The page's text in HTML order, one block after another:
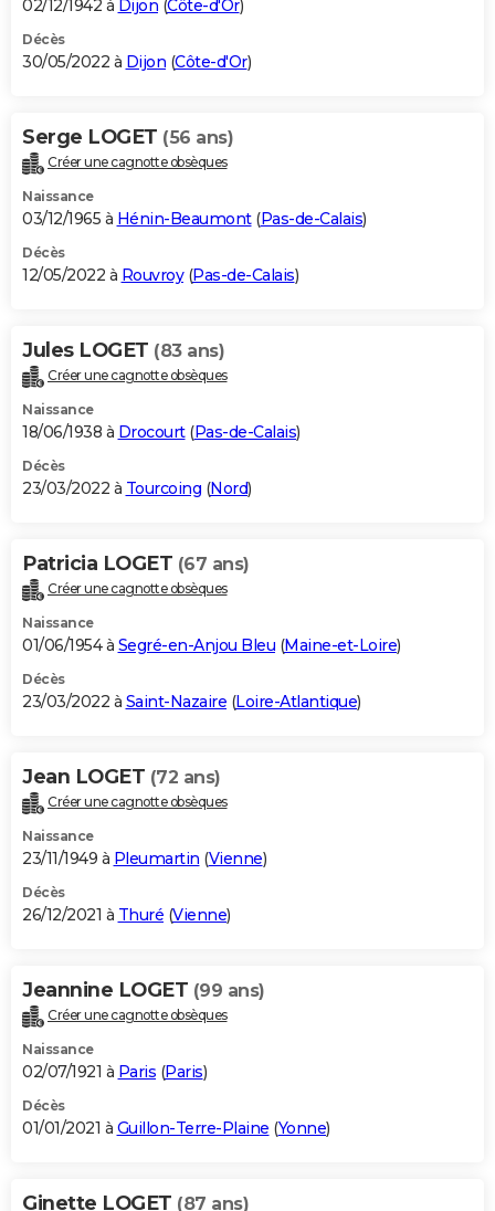
02/12/1942 à Dijon (Côte-d'Or)
Décès
30/05/2022 à Dijon (Côte-d'Or)
Serge LOGET (56 ans)
Créer une cagnotte obsèques
Naissance
03/12/1965 à Hénin-Beaumont(Pas-de-Calais)
Décès
12/05/2022 à Rouvroy(Pas-de-Calais)
Jules LOGET (83 ans)
Créer une cagnotte obsèques
Naissance
18/06/1938 à Drocourt(Pas-de-Calais)
Décès
23/03/2022 à Tourcoing (Nord)
Patricia LOGET (67 ans)
Créer une cagnotte obsèques
Naissance
01/06/1954 à Segré-en-Anjou Bleu (Maine-et-Loire)
Décès
23/03/2022 à Saint-Nazaire (Loire-Atlantique)
Jean LOGET (72 ans)
Créer une cagnotte obsèques
Naissance
23/11/1949 à Pleumartin (Vienne)
Décès
26/12/2021 à Thuré (Vienne)
Jeannine LOGET (99 ans)
Créer une cagnotte obsèques
Naissance
02/07/1921 à Paris (Paris)
Décès
01/01/2021 à Guillon-Terre-Plaine (Yonne)
Ginette LOGET (87 ans)